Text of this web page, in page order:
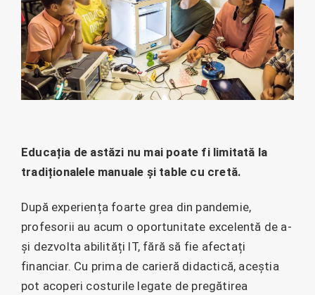
Educația de astăzi nu mai poate fi limitată la
tradiționalele manuale și table cu cretă.
După experiența foarte grea din pandemie,
profesorii au acum o oportunitate excelentă de a-
și dezvolta abilități IT, fără să fie afectați
financiar. Cu prima de carieră didactică, aceștia
pot acoperi costurile legate de pregătirea